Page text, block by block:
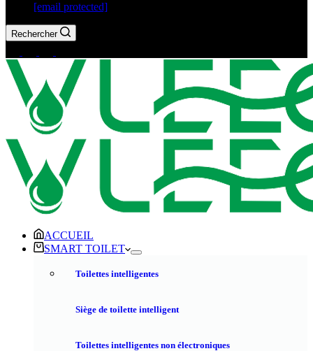
[email protected]
Rechercher
ACCUEIL
SMART TOILET
Toilettes intelligentes
Siège de toilette intelligent
Toilettes intelligentes non électroniques